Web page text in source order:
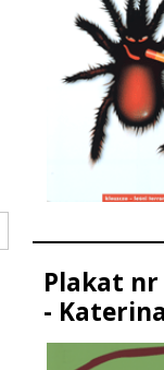
Plakat nr
-